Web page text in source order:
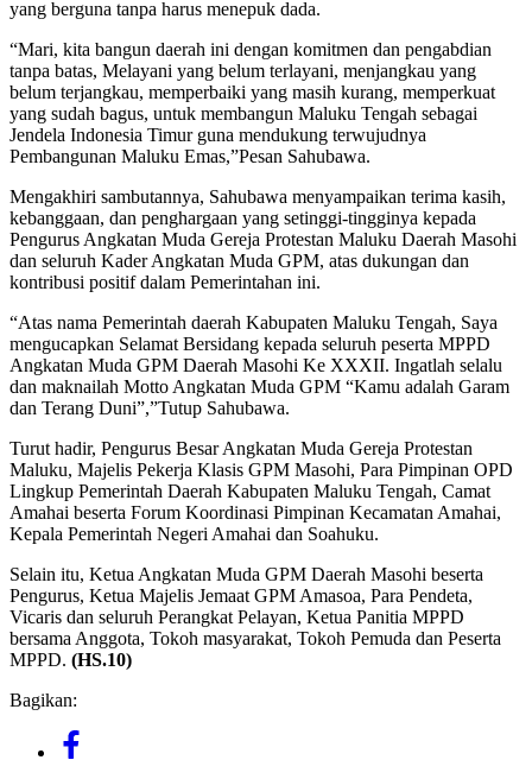
yang berguna tanpa harus menepuk dada.
“Mari, kita bangun daerah ini dengan komitmen dan pengabdian
tanpa batas, Melayani yang belum terlayani, menjangkau yang
belum terjangkau, memperbaiki yang masih kurang, memperkuat
yang sudah bagus, untuk membangun Maluku Tengah sebagai
Jendela Indonesia Timur guna mendukung terwujudnya
Pembangunan Maluku Emas,”Pesan Sahubawa.
Mengakhiri sambutannya, Sahubawa menyampaikan terima kasih,
kebanggaan, dan penghargaan yang setinggi-tingginya kepada
Pengurus Angkatan Muda Gereja Protestan Maluku Daerah Masohi
dan seluruh Kader Angkatan Muda GPM, atas dukungan dan
kontribusi positif dalam Pemerintahan ini.
“Atas nama Pemerintah daerah Kabupaten Maluku Tengah, Saya
mengucapkan Selamat Bersidang kepada seluruh peserta MPPD
Angkatan Muda GPM Daerah Masohi Ke XXXII. Ingatlah selalu
dan maknailah Motto Angkatan Muda GPM “Kamu adalah Garam
dan Terang Duni”,”Tutup Sahubawa.
Turut hadir, Pengurus Besar Angkatan Muda Gereja Protestan
Maluku, Majelis Pekerja Klasis GPM Masohi, Para Pimpinan OPD
Lingkup Pemerintah Daerah Kabupaten Maluku Tengah, Camat
Amahai beserta Forum Koordinasi Pimpinan Kecamatan Amahai,
Kepala Pemerintah Negeri Amahai dan Soahuku.
Selain itu, Ketua Angkatan Muda GPM Daerah Masohi beserta
Pengurus, Ketua Majelis Jemaat GPM Amasoa, Para Pendeta,
Vicaris dan seluruh Perangkat Pelayan, Ketua Panitia MPPD
bersama Anggota, Tokoh masyarakat, Tokoh Pemuda dan Peserta
MPPD. (HS.10)
Bagikan: